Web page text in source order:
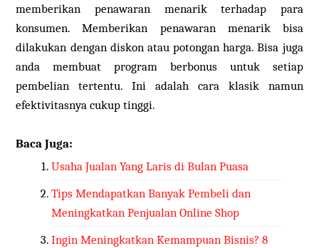
memberikan penawaran menarik terhadap para
konsumen. Memberikan penawaran menarik bisa
dilakukan dengan diskon atau potongan harga. Bisa juga
anda membuat program berbonus untuk setiap
pembelian tertentu. Ini adalah cara klasik namun
efektivitasnya cukup tinggi.
Baca Juga:
Usaha Jualan Yang Laris di Bulan Puasa
Tips Mendapatkan Banyak Pembeli dan
Meningkatkan Penjualan Online Shop
Ingin Meningkatkan Kemampuan Bisnis? 8